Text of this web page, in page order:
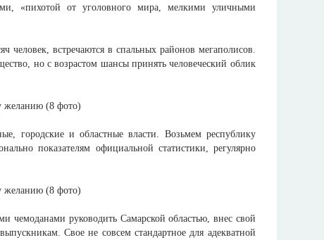
«пихотой от уголовного мира, мелкими уличными
человек, встречаются в спальных районов мегаполисов.
но с возрастом шансы принять человеческий облик
городские и областные власти. Возьмем республику
показателям официальной статистики, регулярно
чемоданами руководить Самарской областью, внес свой
Свое не совсем стандартное для адекватной